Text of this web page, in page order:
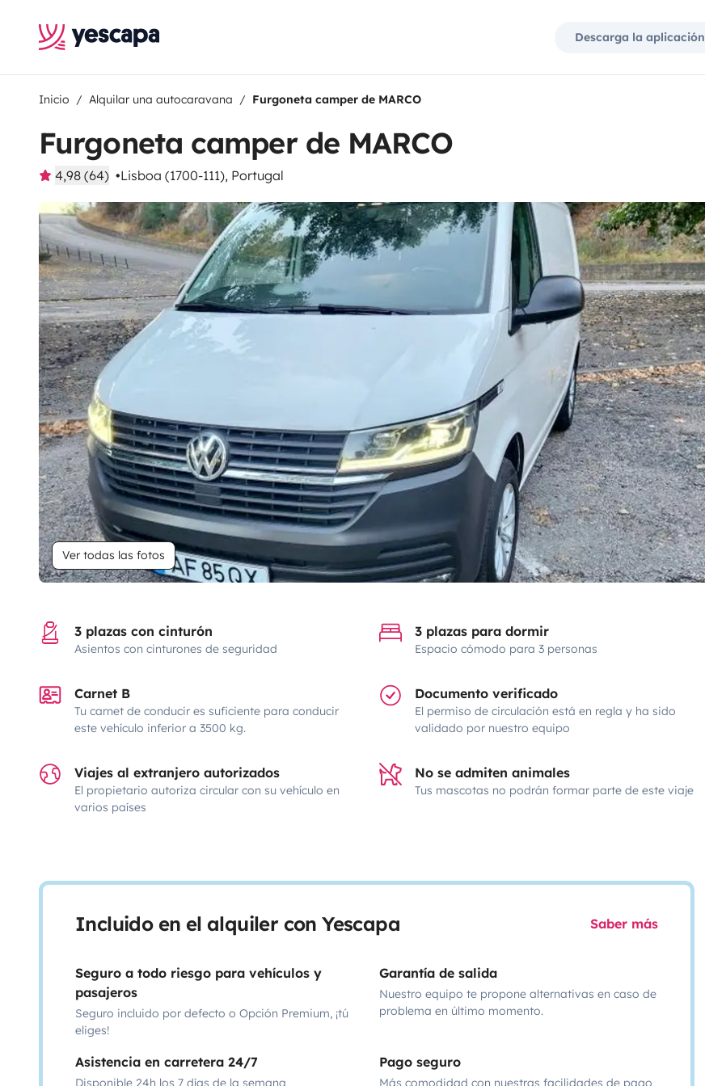
Descarga la aplicación
Inicio Alquilar una autocaravana Furgoneta camper de MARCO
Furgoneta camper de MARCO
4,98 (64) Lisboa (1700-111), Portugal
Ver todas las fotos
3 plazas con cinturón
Asientos con cinturones de seguridad
3 plazas para dormir
Espacio cómodo para 3 personas
Carnet B
Tu carnet de conducir es suficiente para conducir
este vehículo inferior a 3500 kg.
Documento verificado
El permiso de circulación está en regla y ha sido
validado por nuestro equipo
Viajes al extranjero autorizados
El propietario autoriza circular con su vehículo en
varios países
No se admiten animales
Tus mascotas no podrán formar parte de este viaje
Incluido en el alquiler con Yescapa Saber más
Seguro a todo riesgo para vehículos y
pasajeros
Seguro incluido por defecto o Opción Premium, ¡tú
eliges!
Garantía de salida
Nuestro equipo te propone alternativas en caso de
problema en último momento.
Asistencia en carretera 24/7
Disponible 24h los 7 días de la semana
Pago seguro
Más comodidad con nuestras facilidades de pago